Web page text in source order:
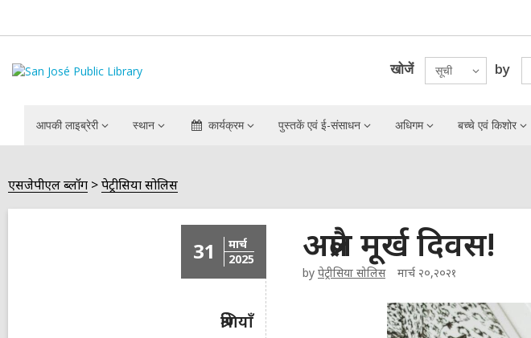
खोजें सूची by
आपकी लाइब्रेरी स्थान कार्यक्रम पुस्तकें एवं ई-संसाधन अधिगम बच्चे एवं किशोर
एसजेपीएल ब्लॉग पेट्रीसिया सोलिस
31
मार्च
2025
श्रेणियाँ
अप्रैल मूर्ख दिवस!
by पेट्रीसिया सोलिस मार्च २०,२०२१